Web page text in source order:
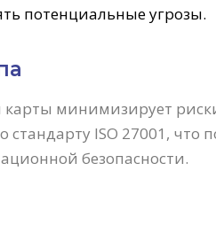
потенциальные угрозы.
карты минимизирует
ISO 27001, что
безопасности.